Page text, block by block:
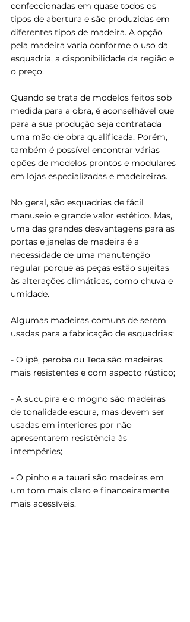
confeccionadas em quase todos os
tipos de abertura e são produzidas em
diferentes tipos de madeira. A opção
pela madeira varia conforme o uso da
esquadria, a disponibilidade da região e
o preço.
Quando se trata de modelos feitos sob
medida para a obra, é aconselhável que
para a sua produção seja contratada
uma mão de obra qualificada. Porém,
também é possível encontrar várias
opões de modelos prontos e modulares
em lojas especializadas e madeireiras.
No geral, são esquadrias de fácil
manuseio e grande valor estético. Mas,
uma das grandes desvantagens para as
portas e janelas de madeira é a
necessidade de uma manutenção
regular porque as peças estão sujeitas
às alterações climáticas, como chuva e
umidade.
Algumas madeiras comuns de serem
usadas para a fabricação de esquadrias:
- O ipê, peroba ou Teca são madeiras
mais resistentes e com aspecto rústico;
- A sucupira e o mogno são madeiras
de tonalidade escura, mas devem ser
usadas em interiores por não
apresentarem resistência às
intempéries;
- O pinho e a tauari são madeiras em
um tom mais claro e financeiramente
mais acessíveis.